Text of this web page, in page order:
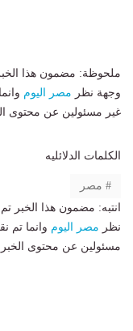
ملحوظة: مضمون هذا
وجهة نظر مصر اليوم
غير مسئولين عن محتوى
الكلمات الدلائليه
مصر
انتبه: مضمون هذا الخبر
نظر مصر اليوم وانما تم
مسئولين عن محتوى